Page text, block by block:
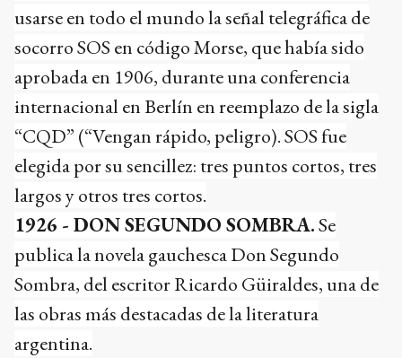
usarse en todo el mundo la señal telegráfica de
socorro SOS en código Morse, que había sido
aprobada en 1906, durante una conferencia
internacional en Berlín en reemplazo de la sigla
“CQD” (“Vengan rápido, peligro). SOS fue
elegida por su sencillez: tres puntos cortos, tres
largos y otros tres cortos.
1926 - DON SEGUNDO SOMBRA.Se
publica la novela gauchesca Don Segundo
Sombra, del escritor Ricardo Güiraldes, una de
las obras más destacadas de la literatura
argentina.